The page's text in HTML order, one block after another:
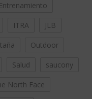
Entrenamiento
ITRA JLB
Outdoor
Salud saucony
North Face